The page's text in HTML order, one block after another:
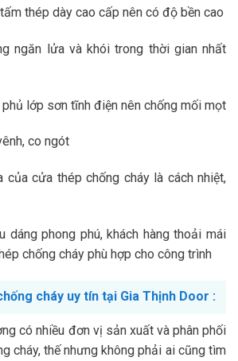
thép dày cao cấp nên có độ bền cao
ngăn lửa và khói trong thời gian nhất
lớp sơn tĩnh điện nên chống mối mọt
co ngót
cửa thép chống cháy là cách nhiệt,
dáng phong phú, khách hàng thoải mái
chống cháy phù hợp cho công trình
cháy uy tín tại Gia Thịnh Door :
có nhiều đơn vị sản xuất và phân phối
cháy, thế nhưng không phải ai cũng tìm